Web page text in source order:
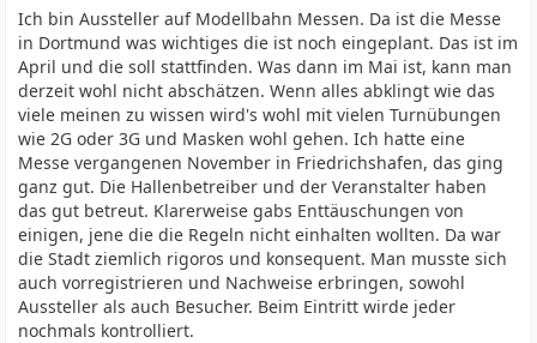
Ich bin Aussteller auf Modellbahn Messen. Da ist die Messe
in Dortmund was wichtiges die ist noch eingeplant. Das ist im
April und die soll stattfinden. Was dann im Mai ist, kann man
derzeit wohl nicht abschätzen. Wenn alles abklingt wie das
viele meinen zu wissen wird's wohl mit vielen Turnübungen
wie 2G oder 3G und Masken wohl gehen. Ich hatte eine
Messe vergangenen November in Friedrichshafen, das ging
ganz gut. Die Hallenbetreiber und der Veranstalter haben
das gut betreut. Klarerweise gabs Enttäuschungen von
einigen, jene die die Regeln nicht einhalten wollten. Da war
die Stadt ziemlich rigoros und konsequent. Man musste sich
auch vorregistrieren und Nachweise erbringen, sowohl
Aussteller als auch Besucher. Beim Eintritt wirde jeder
nochmals kontrolliert.